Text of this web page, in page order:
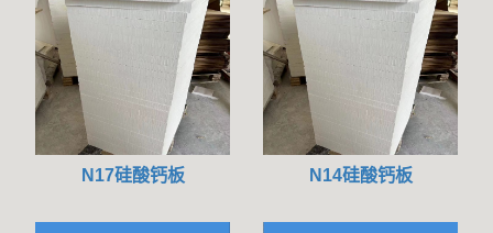
N17硅酸钙板 N14硅酸钙板